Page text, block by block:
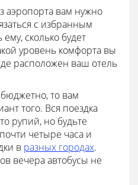
аэропорта вам нужно
с избранным
сколько будет
уровень комфорта вы
расположен ваш отель
то вам
того. Вся поездка
рупий, но будьте
четыре часа и
в разных городах.
вечера автобусы не